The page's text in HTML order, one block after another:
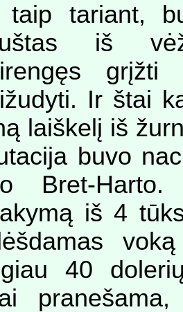
taip tariant,
iš
Ir štai
laiškelį iš
buvo
Bret-
iš 4
40